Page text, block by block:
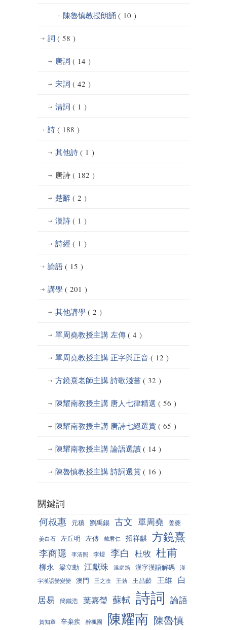
陳魯慎教授朗誦 ( 10 )
詞 ( 58 )
唐詞 ( 14 )
宋詞 ( 42 )
清詞 ( 1 )
詩 ( 188 )
其他詩 ( 1 )
唐詩 ( 182 )
楚辭 ( 2 )
漢詩 ( 1 )
詩經 ( 1 )
論語 ( 15 )
講學 ( 201 )
其他講學 ( 2 )
單周堯教授主講 左傳 ( 4 )
單周堯教授主講 正字與正音 ( 12 )
方鏡熹老師主講 詩歌淺嘗 ( 32 )
陳耀南教授主講 唐人七律精選 ( 56 )
陳耀南教授主講 唐詩七絕選賞 ( 65 )
陳耀南教授主講 論語選讀 ( 14 )
陳魯慎教授主講 詩詞選賞 ( 16 )
關鍵詞
何叔惠 元稹 劉禹錫 古文 單周堯 姜夔
姜白石 左丘明 左傳 戴君仁 招祥麒 方鏡熹
李商隱 李清照 李煜 李白 杜牧 杜甫
柳永 梁立勳 江獻珠 溫庭筠 漢字漢語解碼
漢
字漢語變變變
澳門 王之渙 王勃 王昌齡 王維 白
居易
簡鐵浩 葉嘉瑩 蘇軾 詩詞 論語
賀知章 辛棄疾 醉楓園 陳耀南 陳魯慎